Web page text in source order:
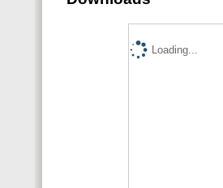
Loading...